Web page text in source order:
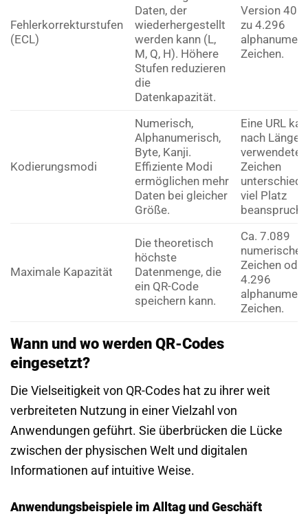
Fehlerkorrekturstufen
(ECL)
Daten, der
wiederhergestellt
werden kann (L,
M, Q, H). Höhere
Stufen reduzieren
die
Datenkapazität.
Version 40:
zu 4.296
Zeichen.
Kodierungsmodi
Numerisch,
Alphanumerisch,
Byte, Kanji.
Effiziente Modi
ermöglichen mehr
Daten bei gleicher
Größe.
Eine URL
nach Länge
verwendeten
Zeichen
viel Platz
Maximale Kapazität
Die theoretisch
höchste
Datenmenge, die
ein QR-Code
speichern kann.
Ca. 7.089
numerische
Zeichen oder
4.296
Zeichen.
Wann und wo werden QR-Codes
eingesetzt?
Die Vielseitigkeit von QR-Codes hat zu ihrer weit
verbreiteten Nutzung in einer Vielzahl von
Anwendungen geführt. Sie überbrücken die Lücke
zwischen der physischen Welt und digitalen
Informationen auf intuitive Weise.
Anwendungsbeispiele im Alltag und Geschäft